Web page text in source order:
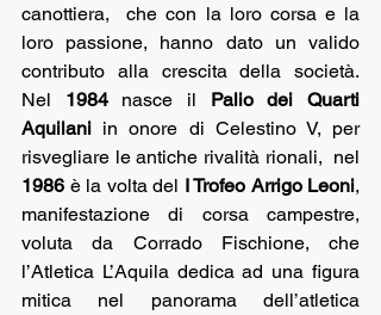
canottiera,  che con la loro corsa e la
loro passione, hanno dato un valido
contributo alla crescita della società.
Nel 1984 nasce il Palio dei Quarti
Aquilani in onore di Celestino V, per
1986 è la volta del I Trofeo Arrigo Leoni,
manifestazione di corsa campestre,
voluta da Corrado Fischione, che
l’Atletica L’Aquila dedica ad una figura
mitica nel panorama dell’atletica